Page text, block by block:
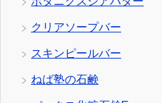
クリアソープバー
スキンピールバー
ねば塾の石鹸